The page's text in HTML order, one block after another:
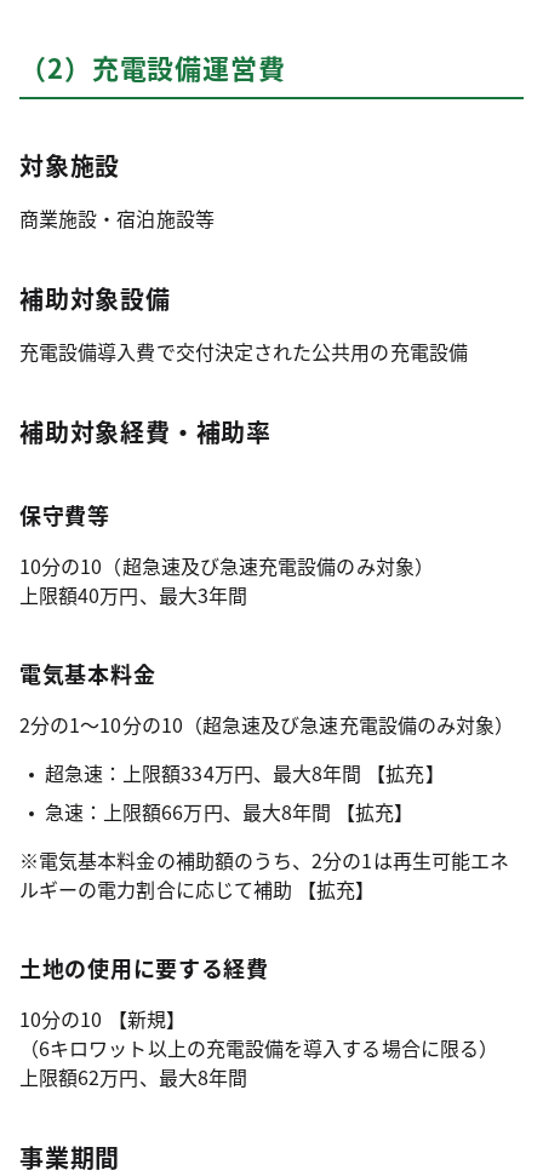
（2）充電設備運営費
対象施設
商業施設・宿泊施設等
補助対象設備
充電設備導入費で交付決定された公共用の充電設備
補助対象経費・補助率
保守費等
10分の10（超急速及び急速充電設備のみ対象）
上限額40万円、最大3年間
電気基本料金
2分の1～10分の10（超急速及び急速充電設備のみ対象）
超急速：上限額334万円、最大8年間 【拡充】
急速：上限額66万円、最大8年間 【拡充】
※電気基本料金の補助額のうち、2分の1は再生可能エネ
ルギーの電力割合に応じて補助 【拡充】
土地の使用に要する経費
10分の10 【新規】
（6キロワット以上の充電設備を導入する場合に限る）
上限額62万円、最大8年間
事業期間